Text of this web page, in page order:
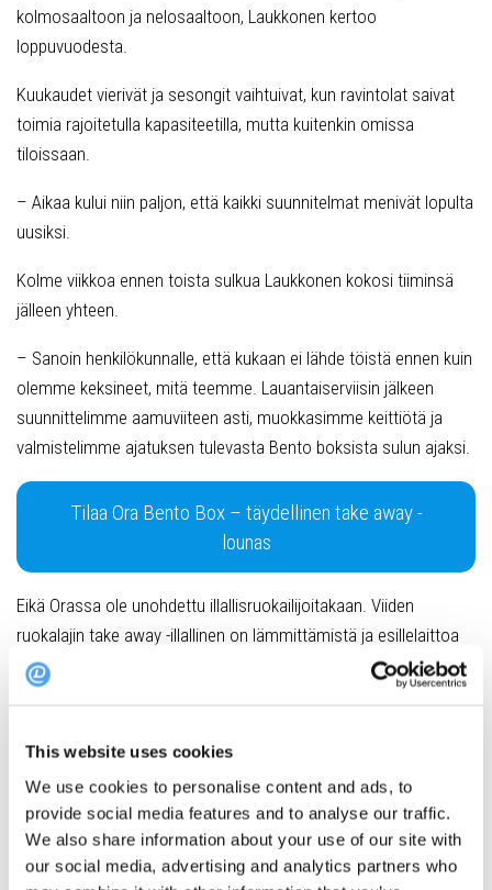
This website uses cookies
We use cookies to personalise content and ads, to
provide social media features and to analyse our traffic.
We also share information about your use of our site with
our social media, advertising and analytics partners who
kolmosaaltoon ja nelosaaltoon, Laukkonen kertoo
loppuvuodesta.
Kuukaudet vierivät ja sesongit vaihtuivat, kun ravintolat saivat
toimia rajoitetulla kapasiteetilla, mutta kuitenkin omissa
tiloissaan.
– Aikaa kului niin paljon, että kaikki suunnitelmat menivät lopulta
uusiksi.
Kolme viikkoa ennen toista sulkua Laukkonen kokosi tiiminsä
jälleen yhteen.
– Sanoin henkilökunnalle, että kukaan ei lähde töistä ennen kuin
olemme keksineet, mitä teemme. Lauantaiserviisin jälkeen
suunnittelimme aamuviiteen asti, muokkasimme keittiötä ja
valmistelimme ajatuksen tulevasta Bento boksista sulun ajaksi.
Tilaa Ora Bento Box – täydellinen take away -
lounas
Eikä Orassa ole unohdettu illallisruokailijoitakaan. Viiden
ruokalajin take away -illallinen on lämmittämistä ja esillelaittoa
vaille valmis. Menut tulee varata ennakkoon, mutta
lounasboksin voi myös vain astella ostamaan paikan päältä.
– Haluan tehdä asioita, jotka vaikuttavat ihmisten hyvinvointiin.
että me voimme tuoda pientä auringon pilkettä ihmisille,
Laukkonen kuvailee.
Asiakkailta saadut viestit, meilit ja kiitokset ovat pitäneet tiimin